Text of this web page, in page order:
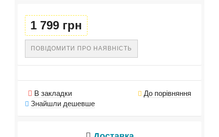
1 799 грн
ПОВІДОМИТИ ПРО НАЯВНІСТЬ
В закладки
До порівняння
Знайшли дешевше